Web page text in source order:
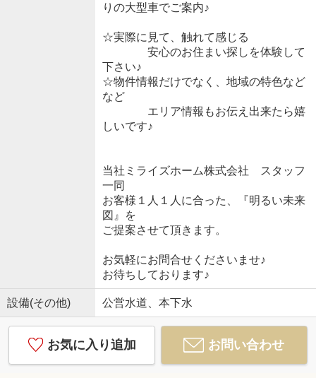
りの大型車でご案内♪
☆実際に見て、触れて感じる
安心のお住まい探しを体験して
下さい♪
☆物件情報だけでなく、地域の特色など
など
エリア情報もお伝え出来たら嬉
しいです♪
当社ミライズホーム株式会社 スタッフ
一同
お客様１人１人に合った、『明るい未来
図』を
ご提案させて頂きます。
お気軽にお問合せくださいませ♪
お待ちしております♪
設備(その他) 公営水道、本下水
お気に入り追加 お問い合わせ